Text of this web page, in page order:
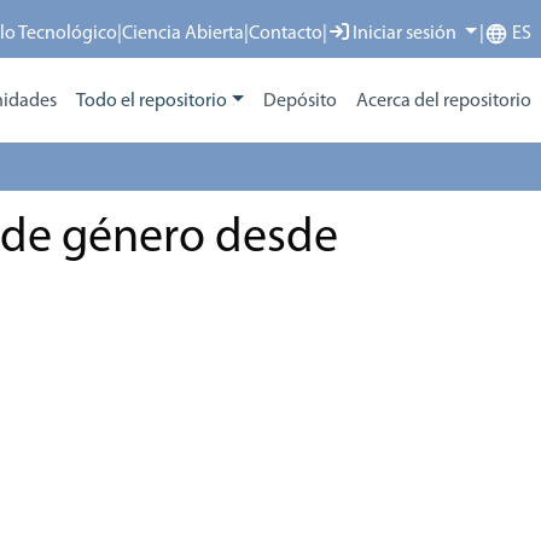
Tecnológico |Ciencia Abierta |Contacto Iniciar sesión ES
Todo el repositorio Depósito Acerca del repositorio
género desde